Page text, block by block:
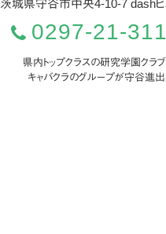
茨城県守谷市中央4-10-7 dash
0297-21-
県内トップクラスの研究学園クラブ
キャバクラのグループが守谷進出